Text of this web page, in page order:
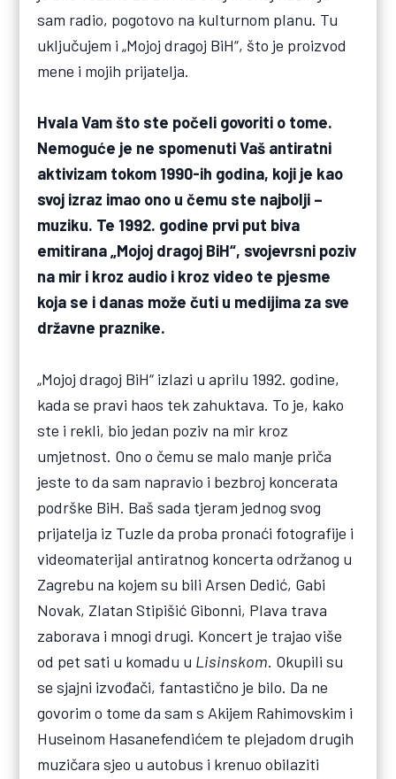
sam radio, pogotovo na kulturnom planu. Tu
uključujem i „Mojoj dragoj BiH“, što je proizvod
mene i mojih prijatelja.
Hvala Vam što ste počeli govoriti o tome.
Nemoguće je ne spomenuti Vaš antiratni
aktivizam tokom 1990-ih godina, koji je kao
svoj izraz imao ono u čemu ste najbolji –
muziku. Te 1992. godine prvi put biva
emitirana „Mojoj dragoj BiH“, svojevrsni poziv
na mir i kroz audio i kroz video te pjesme
koja se i danas može čuti u medijima za sve
državne praznike.
„Mojoj dragoj BiH“ izlazi u aprilu 1992. godine,
kada se pravi haos tek zahuktava. To je, kako
ste i rekli, bio jedan poziv na mir kroz
umjetnost. Ono o čemu se malo manje priča
jeste to da sam napravio i bezbroj koncerata
podrške BiH. Baš sada tjeram jednog svog
prijatelja iz Tuzle da proba pronaći fotografije i
videomaterijal antiratnog koncerta održanog u
Zagrebu na kojem su bili Arsen Dedić, Gabi
Novak, Zlatan Stipišić Gibonni, Plava trava
zaborava i mnogi drugi. Koncert je trajao više
od pet sati u komadu u Lisinskom. Okupili su
se sjajni izvođači, fantastično je bilo. Da ne
govorim o tome da sam s Akijem Rahimovskim i
Huseinom Hasanefendićem te plejadom drugih
muzičara sjeo u autobus i krenuo obilaziti